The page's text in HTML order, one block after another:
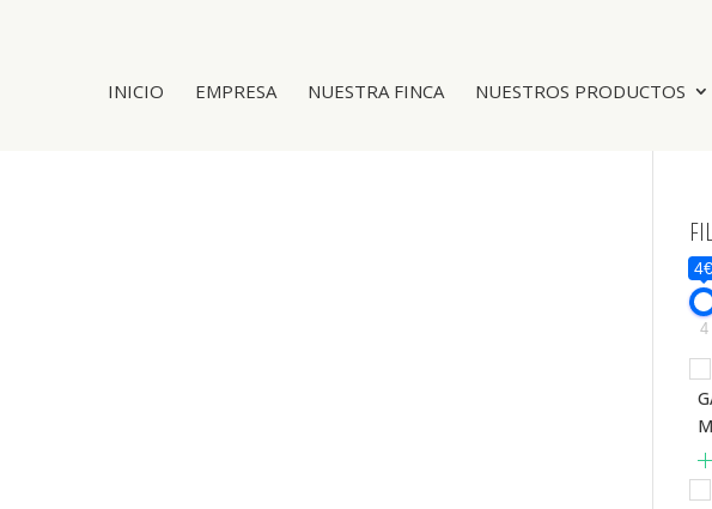
INICIO EMPRESA NUESTRA FINCA NUESTROS PRODUCTOS
4€
4